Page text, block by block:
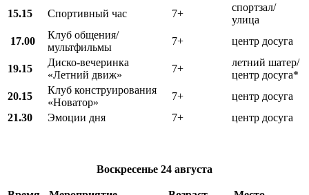
15.15
Спортивный час 7+
спортзал/
улица
17.00
Клуб общения/
мультфильмы
7+ центр досуга
19.15
Диско-вечеринка
«Летний движ»
7+
летний шатер/
центр досуга*
20.15
Клуб конструирования
«Новатор»
7+
центр досуга
21.30
Эмоции дня 7+ центр досуга
Воскресенье 24 августа